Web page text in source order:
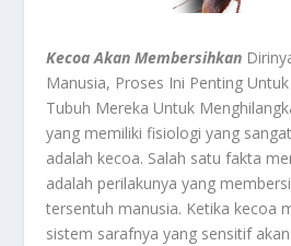
Kecoa Akan Membersihkan
Manusia, Proses Ini Penting
Tubuh Mereka Untuk
yang memiliki fisiologi yang
adalah kecoa. Salah satu fakta
adalah perilakunya yang
tersentuh manusia. Ketika kecoa
sistem sarafnya yang sensitif